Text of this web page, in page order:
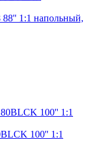
88'' 1:1 напольный,
100'' 1:1